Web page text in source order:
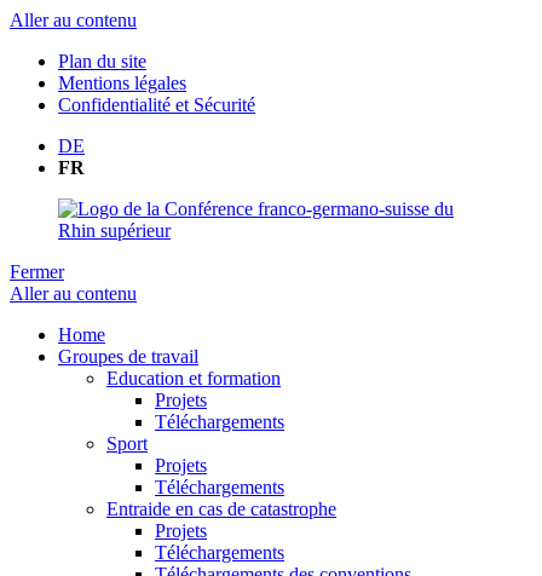
Aller au contenu
Plan du site
Mentions légales
Confidentialité et Sécurité
DE
FR
Fermer
Aller au contenu
Home
Groupes de travail
Education et formation
Projets
Téléchargements
Sport
Projets
Téléchargements
Entraide en cas de catastrophe
Projets
Téléchargements